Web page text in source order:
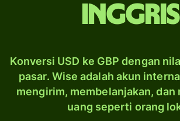
Inggris
Konversi USD ke GBP dengan
pasar. Wise adalah akun
mengirim, membelanjakan, dan
uang seperti orang